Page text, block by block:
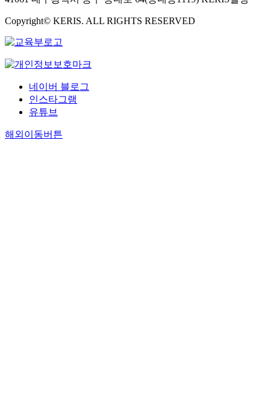
Copyright© KERIS. ALL RIGHTS RESERVED
네이버 블로그
인스타그램
유튜브
해외이동버튼